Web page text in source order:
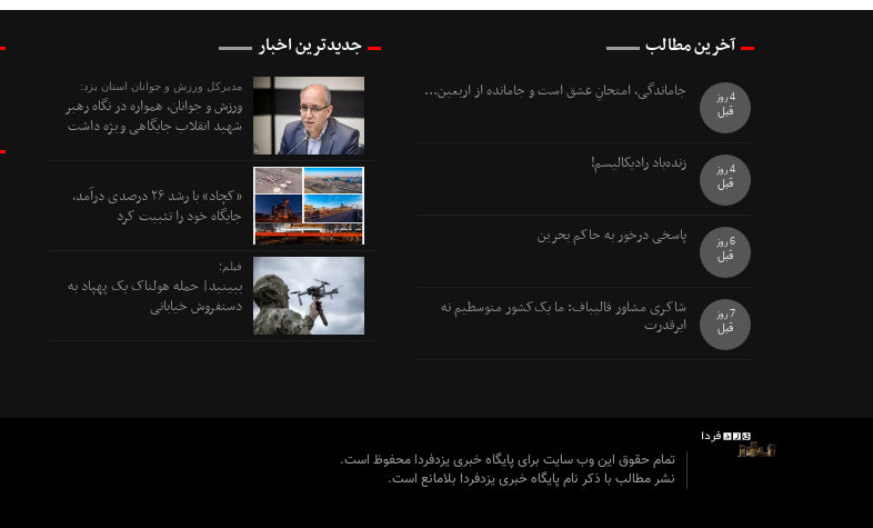
آخرین مطالب
جاماندگی، امتحانِ عشق است و جامانده از اربعین...
4 روز
قبل
زنده‌باد رادیکالیسم!
4 روز
قبل
پاسخی درخور به حاکم بحرین
6 روز
قبل
شاکری مشاور قالیباف: ما یک‌کشور متوسطیم نه
ابرقدرت
7 روز
قبل
جدیدترین اخبار
مدیرکل ورزش و جوانان استان یزد:
ورزش و جوانان، همواره در نگاه رهبر
شهید انقلاب جایگاهی ویژه داشت
«کچاد» با رشد ۲۶ درصدی درآمد،
جایگاه خود را تثبیت کرد
فیلم؛
ببینید| حمله هولناک یک پهپاد به
دستفروش خیابانی
تمام حقوق این وب سایت برای پایگاه خبری یزدفردا محفوظ است.
نشر مطالب با ذکر نام پایگاه خبری یزدفردا بلامانع است.